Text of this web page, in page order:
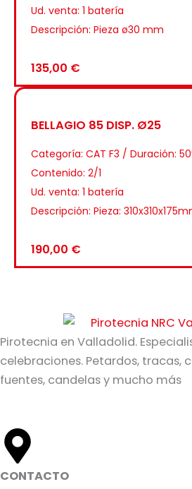
Ud. venta: 1 batería
Descripción: Pieza ø30 mm
135,00 €
BELLAGIO 85 DISP. Ø25
Categoría: CAT F3 / Duración:
Contenido: 2/1
Ud. venta: 1 batería
Descripción: Pieza:
190,00 €
Pirotecnia en Valladolid.
celebraciones. Petardos, tracas,
fuentes, candelas y mucho más
CONTACTO